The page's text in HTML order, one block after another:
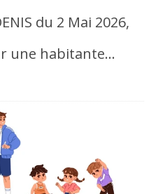
du 2 Mai 2026,
une habitante…